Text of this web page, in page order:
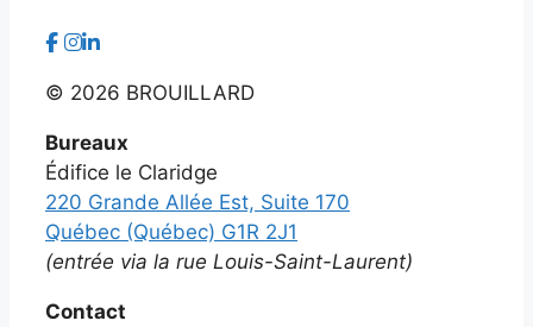
© 2026 BROUILLARD
Bureaux
Édifice le Claridge
220 Grande Allée Est, Suite 170
Québec (Québec) G1R 2J1
(entrée via la rue Louis-Saint-Laurent)
Contact